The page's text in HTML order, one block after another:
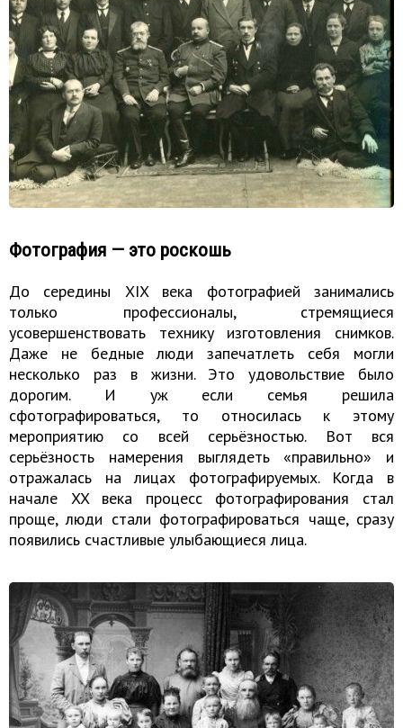
Фотография — это роскошь
До середины XIX века фотографией занимались
только профессионалы, стремящиеся
усовершенствовать технику изготовления снимков.
Даже не бедные люди запечатлеть себя могли
несколько раз в жизни. Это удовольствие было
дорогим. И уж если семья решила
сфотографироваться, то относилась к этому
мероприятию со всей серьёзностью. Вот вся
серьёзность намерения выглядеть «правильно» и
отражалась на лицах фотографируемых. Когда в
начале XX века процесс фотографирования стал
проще, люди стали фотографироваться чаще, сразу
появились счастливые улыбающиеся лица.